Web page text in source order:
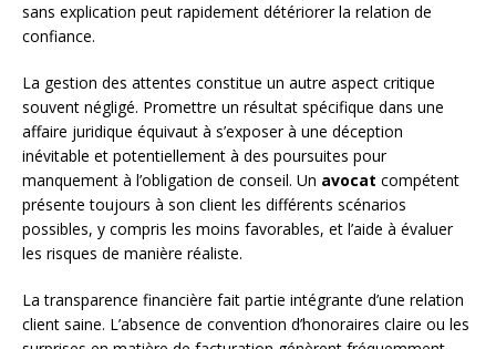
sans explication peut rapidement détériorer la relation de
confiance.
La gestion des attentes constitue un autre aspect critique
souvent négligé. Promettre un résultat spécifique dans une
affaire juridique équivaut à s’exposer à une déception
inévitable et potentiellement à des poursuites pour
manquement à l’obligation de conseil. Un avocat compétent
présente toujours à son client les différents scénarios
possibles, y compris les moins favorables, et l’aide à évaluer
les risques de manière réaliste.
La transparence financière fait partie intégrante d’une relation
client saine. L’absence de convention d’honoraires claire ou les